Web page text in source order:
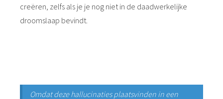
creëren, zelfs als je je nog niet in de daadwerkelijke
droomslaap bevindt.
Omdat deze hallucinaties plaatsvinden in een